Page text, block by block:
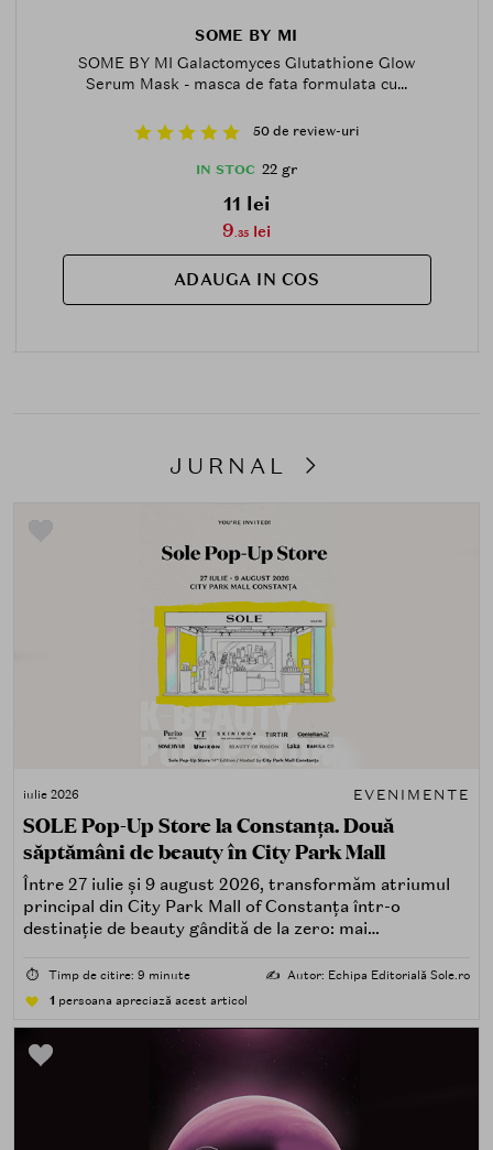
SOME BY MI
SOME BY MI Galactomyces Glutathione Glow
Serum Mask - masca de fata formulata cu...
50 de review-uri
IN STOC 22 gr
11 lei
9.35 lei
ADAUGA IN COS
JURNAL
iulie 2026 EVENIMENTE
SOLE Pop-Up Store la Constanța. Două
săptămâni de beauty în City Park Mall
Între 27 iulie și 9 august 2026, transformăm atriumul
principal din City Park Mall of Constanța într-o
destinație de beauty gândită de la zero: mai
care îți place, de fapt, să descoperi produse — testând,
atingând, comparând, întrebând.
⏱️ Timp de citire: 9 minute ✍️ Autor: Echipa Editorială Sole.ro
1 persoana apreciază acest articol